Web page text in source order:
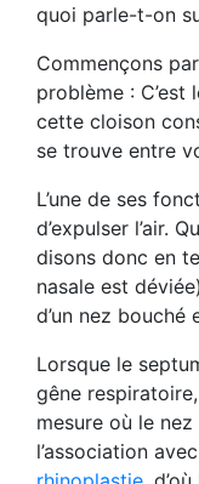
quoi parle-t-on
Commençons
problème :
cette cloison
se trouve entre
L’une de ses
d’expulser l’air.
disons donc en
nasale est
d’un nez bouché
Lorsque le
gêne
mesure où le nez
l’association